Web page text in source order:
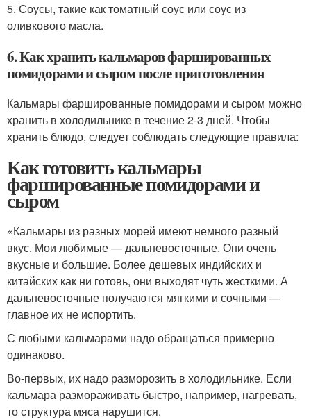
5. Соусы, такие как томатный соус или соус из
оливкового масла.
6. Как хранить кальмаров фаршированных
помидорами и сыром после приготовления
Кальмары фаршированные помидорами и сыром можно
хранить в холодильнике в течение 2-3 дней. Чтобы
хранить блюдо, следует соблюдать следующие правила:
Как готовить кальмары
фаршированные помидорами и
сыром
«Кальмары из разных морей имеют немного разный
вкус. Мои любимые — дальневосточные. Они очень
вкусные и большие. Более дешевых индийских и
китайских как ни готовь, они выходят чуть жесткими. А
дальневосточные получаются мягкими и сочными —
главное их не испортить.
С любыми кальмарами надо обращаться примерно
одинаково.
Во-первых, их надо разморозить в холодильнике. Если
кальмара размораживать быстро, например, нагревать,
то структура мяса нарушится.